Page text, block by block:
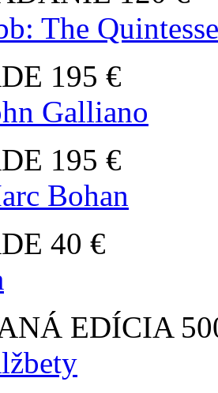
The
195 €
Galliano
195 €
Bohan
40 €
EDÍCIA